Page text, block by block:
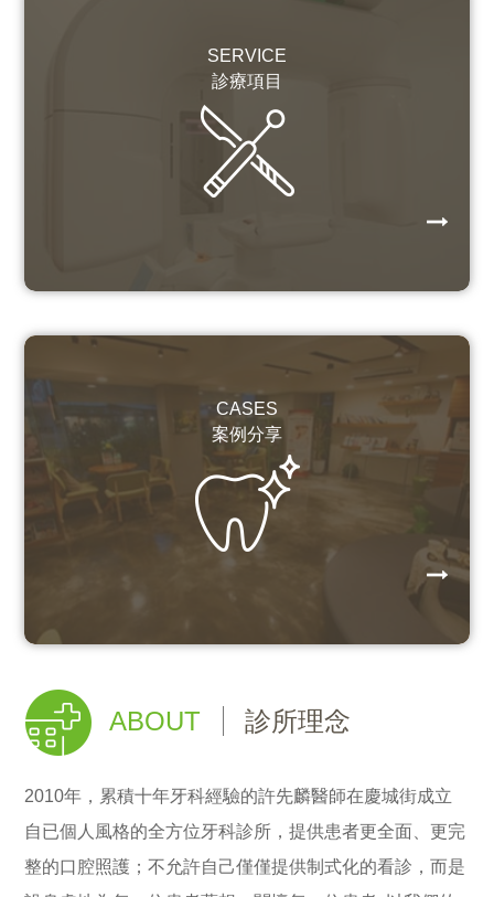
SERVICE
診療項目
CASES
案例分享
ABOUT 診所理念
2010年，累積十年牙科經驗的許先麟醫師在慶城街成立
自已個人風格的全方位牙科診所，提供患者更全面、更完
整的口腔照護；不允許自己僅僅提供制式化的看診，而是